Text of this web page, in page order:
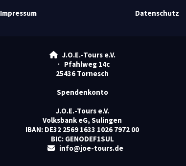
Impressum Datenschutz
J.O.E.-Tours e.V.
· Pfahlweg 14c
25436 Tornesch
Spendenkonto
J.O.E.-Tours e.V.
Volksbank eG, Sulingen
IBAN: DE32 2569 1633 1026 7972 00
BIC: GENODEF1SUL
info@joe-tours.de